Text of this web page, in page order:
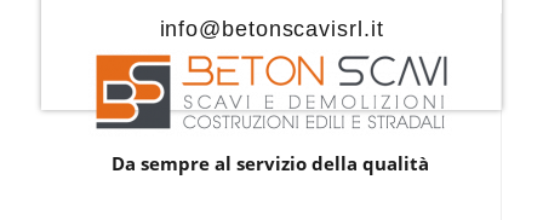
info@betonscavisrl.it
Da sempre al servizio della qualità